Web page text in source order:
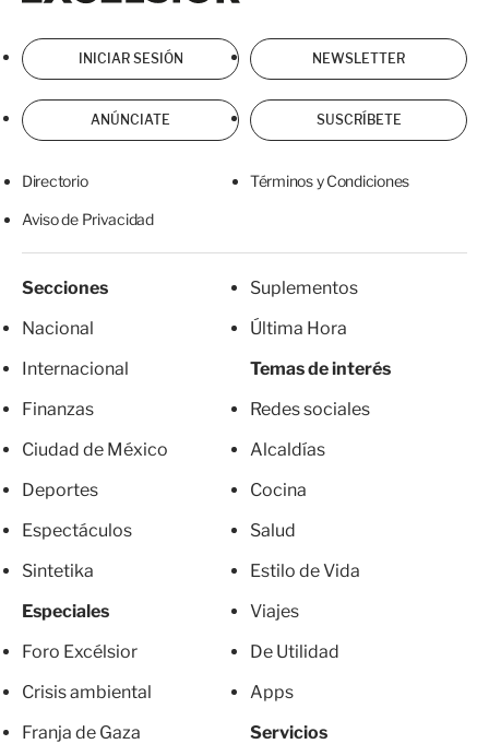
INICIAR SESIÓN NEWSLETTER
ANÚNCIATE SUSCRÍBETE
Directorio Términos y Condiciones
Aviso de Privacidad
Secciones
Nacional
Internacional
Finanzas
Ciudad de México
Deportes
Espectáculos
Sintetika
Especiales
Foro Excélsior
Crisis ambiental
Franja de Gaza
Suplementos
Última Hora
Temas de interés
Redes sociales
Alcaldías
Cocina
Salud
Estilo de Vida
Viajes
De Utilidad
Apps
Servicios